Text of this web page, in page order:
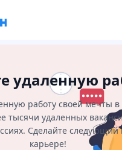
удаленную
работу своей мечты
тысячи удаленных
Сделайте следующий
карьере!